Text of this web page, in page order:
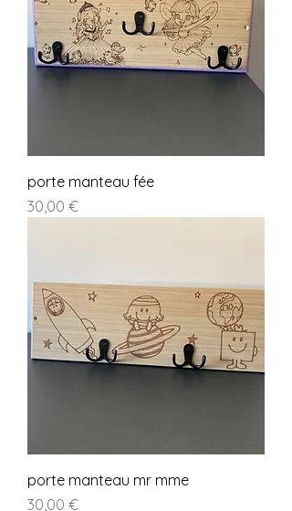
porte manteau fée
Prix
30,00 €
porte manteau mr mme
Prix
30,00 €